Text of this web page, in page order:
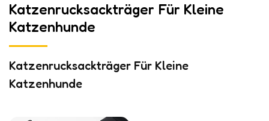
Katzenrucksackträger Für Kleine
Katzenhunde
Katzenrucksackträger Für Kleine
Katzenhunde